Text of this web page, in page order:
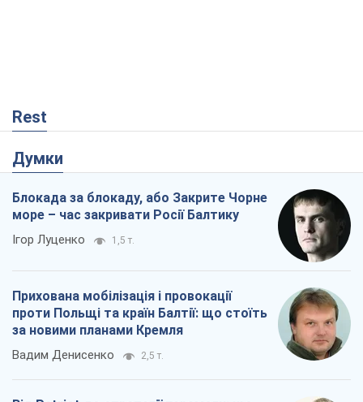
Rest
Думки
Блокада за блокаду, або Закрите Чорне
море – час закривати Росії Балтику
Ігор Луценко 1,5 т.
Прихована мобілізація і провокації
проти Польщі та країн Балтії: що стоїть
за новими планами Кремля
Вадим Денисенко 2,5 т.